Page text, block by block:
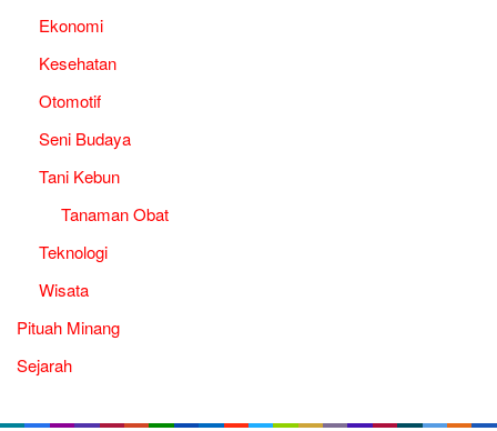
Ekonomi
Kesehatan
Otomotif
Seni Budaya
Tani Kebun
Tanaman Obat
Teknologi
Wisata
Pituah Minang
Sejarah